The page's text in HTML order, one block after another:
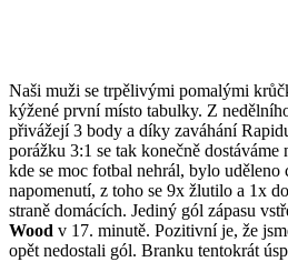
Naši muži se trpělivými pomalými
kýžené první místo tabulky. Z
přivážejí 3 body a díky zaváhání
porážku 3:1 se tak konečně
kde se moc fotbal nehrál, bylo uděleno
napomenutí, z toho se 9x žlutilo a 1x
straně domácích. Jediný gól zápasu
Wood v 17. minutě. Pozitivní je, že
opět nedostali gól. Branku tentokrát